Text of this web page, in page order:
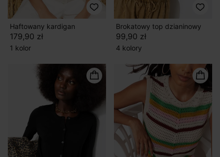
Haftowany kardigan
179,90 zł
1 kolor
Brokatowy top dzianinowy
99,90 zł
4 kolory